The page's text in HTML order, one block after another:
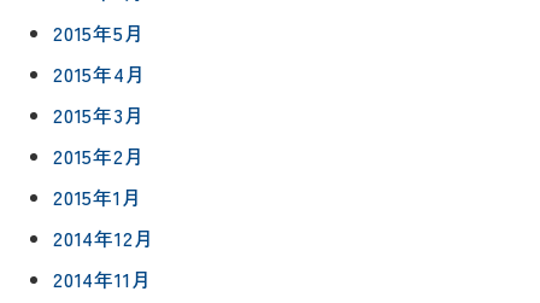
2015年5月
2015年4月
2015年3月
2015年2月
2015年1月
2014年12月
2014年11月